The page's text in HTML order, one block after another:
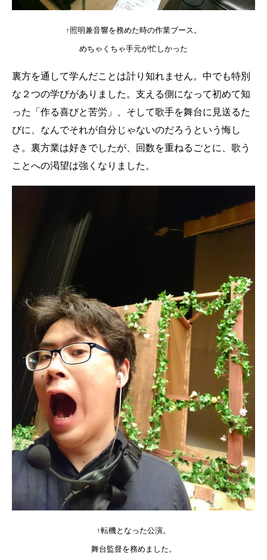
↑照明兼音響を務めた時の作業ブース。
めちゃくちゃ手元が忙しかった
裏方を通して学んだことは計り知れません。中でも特別
な２つの学びがありました。支える側になって初めて知
った「作る喜びと苦労」、そして歌手を舞台に見送るた
びに、なんでそれが自分じゃないのだろうという悔し
さ。裏方業は好きでしたが、回数を重ねるごとに、歌う
ことへの渇望は強くなりました。
↑転機となった公演。
舞台監督を務めました。